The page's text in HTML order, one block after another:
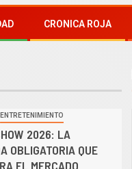
CRONICA ROJA
ENTRETENIMIENTO
2026: LA
OBLIGATORIA QUE
EL MERCADO